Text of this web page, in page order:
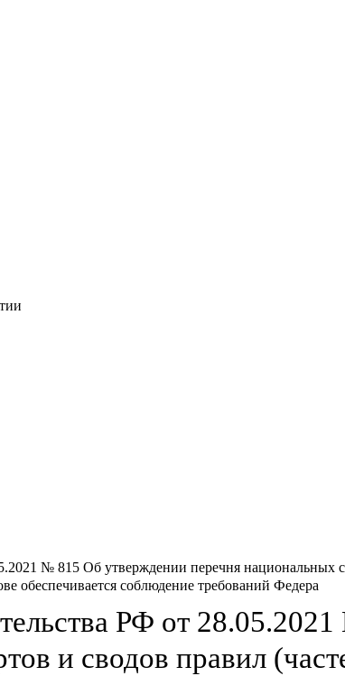
№ 815 Об утверждении перечня национальных
обеспечивается соблюдение требований Федера
РФ от
и сводов правил